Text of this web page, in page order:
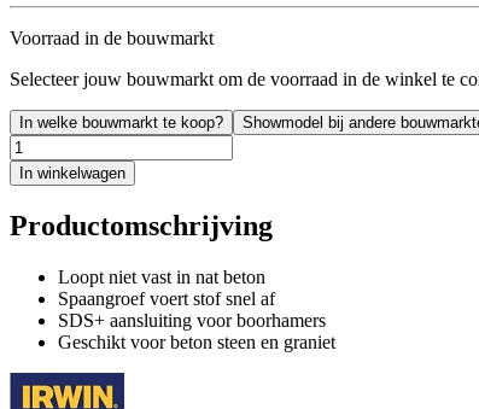
Voorraad in de bouwmarkt
Selecteer jouw bouwmarkt om de voorraad in de winkel te
In welke bouwmarkt te koop? Showmodel bij andere
In winkelwagen
Productomschrijving
Loopt niet vast in nat beton
Spaangroef voert stof snel af
SDS+ aansluiting voor boorhamers
Geschikt voor beton steen en graniet